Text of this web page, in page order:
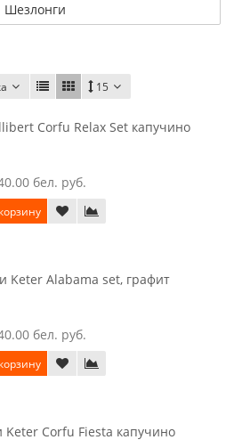
Шезлонги
15
Corfu Relax Set капучино